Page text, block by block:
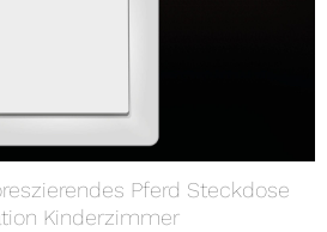
Pferd Steckdose
Kinderzimmer